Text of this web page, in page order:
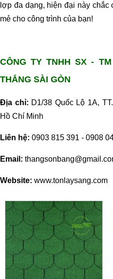
lợp đa dạng, hiện đại này
mẻ cho công trình của bạn!
CÔNG TY TNHH SX -
THẮNG SÀI GÒN
Địa chỉ: D1/38 Quốc Lộ 1A,
Hồ Chí Minh
Liên hệ: 0903 815 391 - 0908
Email:
Website: www.tonlaysang.com